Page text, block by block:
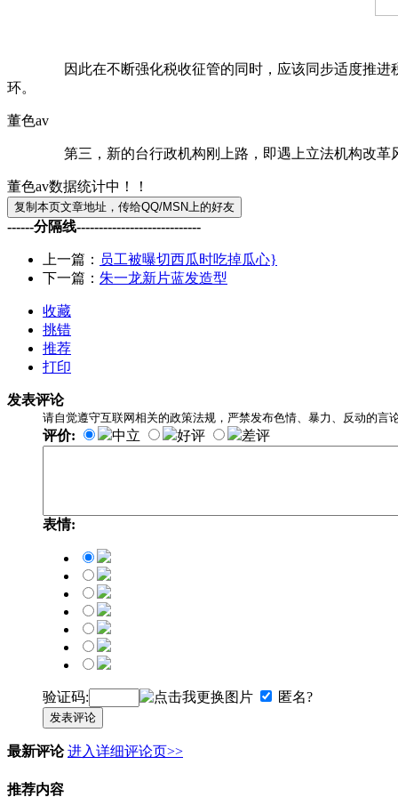
因此在不断强化税收征管的同时，应该同步适度推进税制
环。
董色av
第三，新的台行政机构刚上路，即遇上立法机构改革风暴
董色av数据统计中！！
------分隔线----------------------------
上一篇： 员工被曝切西瓜时吃掉瓜心}
下一篇： 朱一龙新片蓝发造型
收藏
挑错
推荐
打印
发表评论
请自觉遵守互联网相关的政策法规，严禁发布色情、暴力、反动的言
评价: 中立 好评 差评
表情:
验证码: 匿名?
发表评论
最新评论 进入详细评论页>>
推荐内容